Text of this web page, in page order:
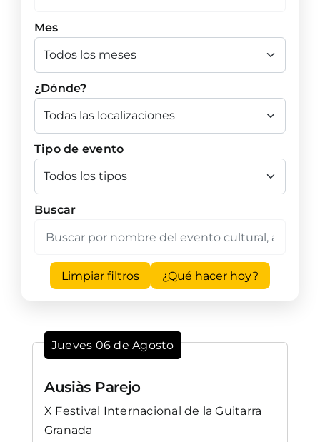
Mes
¿Dónde?
Tipo de evento
Buscar
Limpiar filtros ¿Qué hacer hoy?
Jueves 06 de Agosto
Ausiàs Parejo
X Festival Internacional de la Guitarra
Granada